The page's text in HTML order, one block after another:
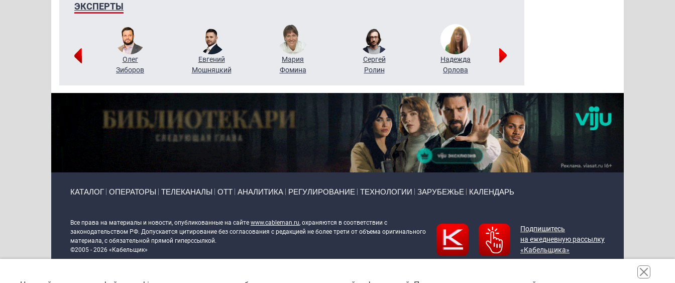
ЭКСПЕРТЫ
Олег
Зиборов
Евгений
Мошняцкий
Мария
Фомина
Сергей
Ролин
Надежда
Орлова
КАТАЛОГ ОПЕРАТОРЫ ТЕЛЕКАНАЛЫ ОТТ АНАЛИТИКА РЕГУЛИРОВАНИЕ ТЕХНОЛОГИИ ЗАРУБЕЖЬЕ КАЛЕНДАРЬ
Все права на материалы и новости, опубликованные на сайте www.cableman.ru, охраняются в соответствии с
законодательством РФ. Допускается цитирование без согласования с редакцией не более трети от объема оригинального
материала, с обязательной прямой гиперссылкой.
©2005 - 2026 «Кабельщик»
Подпишитесь
на ежедневную рассылку
«Кабельщика»